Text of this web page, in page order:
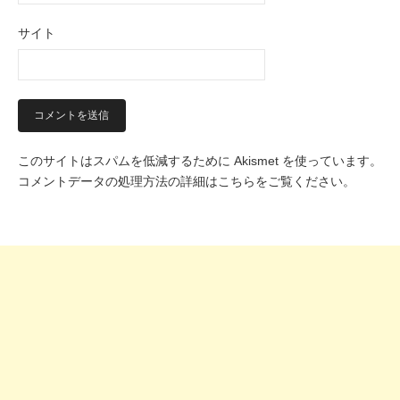
サイト
このサイトはスパムを低減するために Akismet を使っています。
コメントデータの処理方法の詳細はこちらをご覧ください。